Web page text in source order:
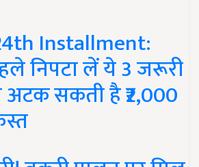
Installment:
निपटा लें ये 3 जरूरी
अटक सकती है ₹2,000